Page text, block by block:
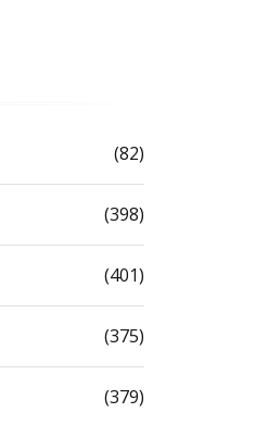
(82)
(398)
(401)
(375)
(379)